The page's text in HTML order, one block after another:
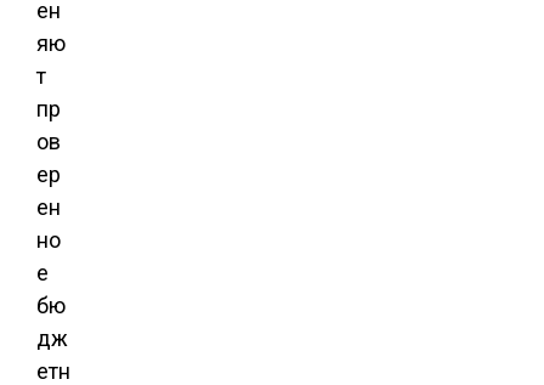
ен
яю
т
пр
ов
ер
ен
но
е
бю
дж
етн